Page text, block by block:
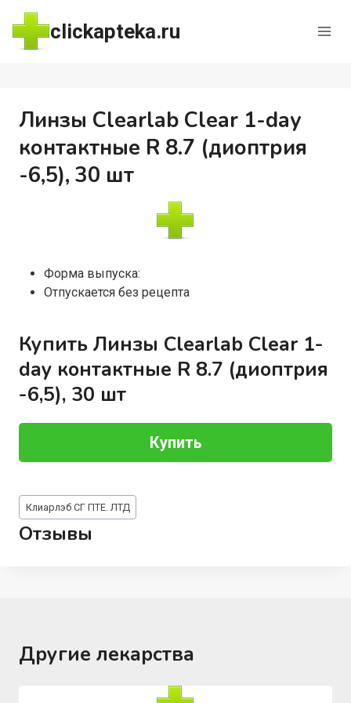
Перейти
содержимому
clickapteka.ru
Линзы Clearlab Clear 1-day
контактные R 8.7 (диоптрия
-6,5), 30 шт
Форма выпуска:
Отпускается без рецепта
Купить Линзы Clearlab Clear 1-
day контактные R 8.7 (диоптрия
-6,5), 30 шт
Купить
Метки
записи:
Клиарлэб СГ ПТЕ. ЛТД
Отзывы
Другие лекарства